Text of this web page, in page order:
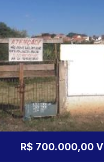
R$ 700.000,00 V